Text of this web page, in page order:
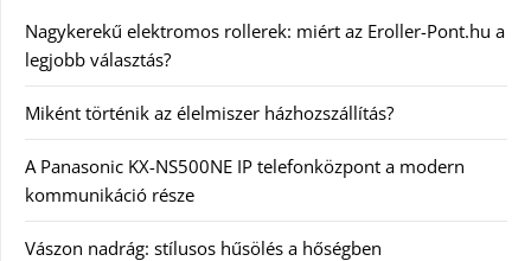
Nagykerekű elektromos rollerek: miért az Eroller-Pont.hu a
legjobb választás?
Miként történik az élelmiszer házhozszállítás?
A Panasonic KX-NS500NE IP telefonközpont a modern
kommunikáció része
Vászon nadrág: stílusos hűsölés a hőségben